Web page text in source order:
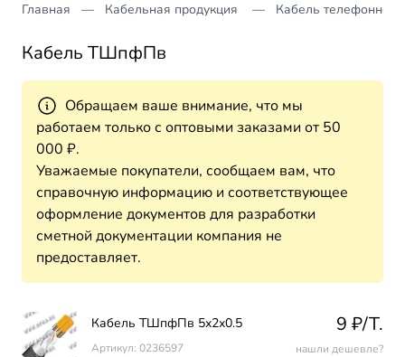
Главная Кабельная продукция Кабель телефонной
Кабель ТШпфПв
Обращаем ваше внимание, что мы
работаем только с оптовыми заказами от 50
000 ₽.
Уважаемые покупатели, сообщаем вам, что
справочную информацию и соответствующее
оформление документов для разработки
сметной документации компания не
предоставляет.
Кабель ТШпфПв 5х2х0.5
Артикул: 0236597
9 ₽/T.
нашли дешевле?